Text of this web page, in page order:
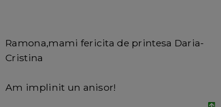
Ramona,mami fericita de printesa Daria-
Cristina
Am implinit un anisor!